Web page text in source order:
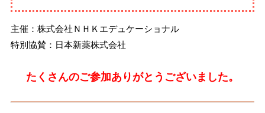
主催：株式会社ＮＨＫエデュケーショナル
特別協賛：日本新薬株式会社
たくさんのご参加ありがとうございました。